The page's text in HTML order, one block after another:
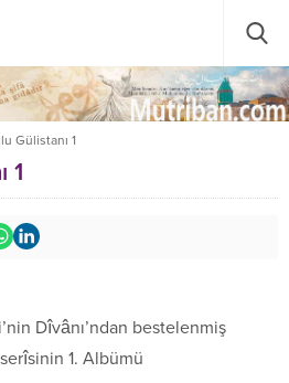
Gülistanı 1
1
Dîvânı’ndan bestelenmiş
1. Albümü